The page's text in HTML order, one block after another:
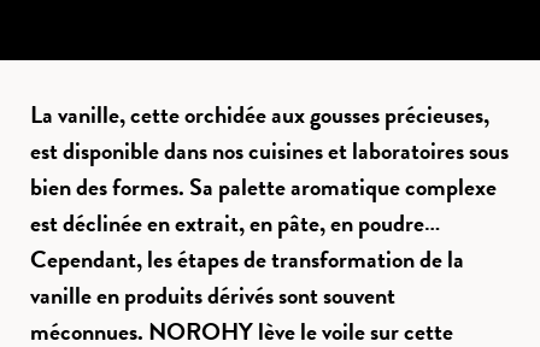
La vanille, cette orchidée aux gousses précieuses,
est disponible dans nos cuisines et laboratoires sous
bien des formes. Sa palette aromatique complexe
est déclinée en extrait, en pâte, en poudre…
Cependant, les étapes de transformation de la
vanille en produits dérivés sont souvent
méconnues. NOROHY lève le voile sur cette